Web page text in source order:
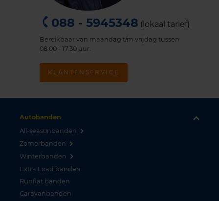
088 - 5945348 (lokaal tarief)
Bereikbaar van maandag t/m vrijdag tussen
08.00 - 17.30 uur.
KLANTENSERVICE
Autobanden
All-seasonbanden
Zomerbanden
Winterbanden
Extra Load banden
Runflat banden
Caravanbanden